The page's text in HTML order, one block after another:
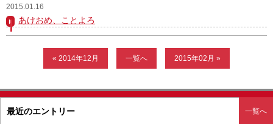
ガンバレ！広島西ブログ
「体験」「見学」お申し込み／その他お問合わせ
質問コーナー Ｑ＆Ａ
2015.01.16
あけおめ、ことよろ
« 2014年12月 一覧へ 2015年02月 »
最近のエントリー 一覧へ